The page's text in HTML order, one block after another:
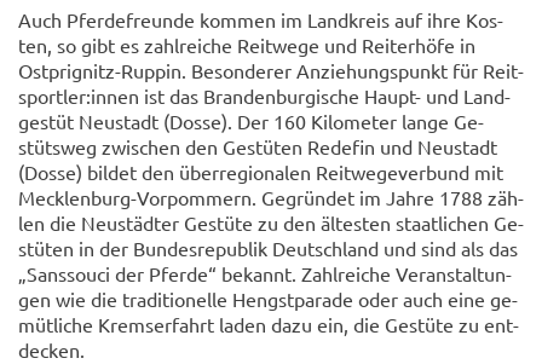
Auch Pfer­de­freun­de kom­men im Land­kreis auf ihre Kos­
ten, so gibt es zahl­rei­che Reit­we­ge und Rei­ter­hö­fe in
Ostprignitz-​Ruppin. Be­son­de­rer An­zie­hungs­punkt für Reit­
sport­ler:innen ist das Bran­den­bur­gi­sche Haupt-​ und Land­
ge­stüt Neu­stadt (Dosse). Der 160 Ki­lo­me­ter lange Ge­
stüts­weg zwi­schen den Ge­stü­ten Re­de­fin und Neu­stadt
(Dosse) bil­det den über­re­gio­na­len Reit­we­ge­ver­bund mit
Mecklenburg-​Vorpommern. Ge­grün­det im Jahre 1788 zäh­
len die Neu­städ­ter Ge­stü­te zu den äl­tes­ten staat­li­chen Ge­
stü­ten in der Bun­des­re­pu­blik Deutsch­land und sind als das
„Sans­sou­ci der Pfer­de“ be­kannt. Zahl­rei­che Ver­an­stal­tun­
gen wie die tra­di­tio­nel­le Hengst­pa­ra­de oder auch eine ge­
müt­li­che Krem­ser­fahrt laden dazu ein, die Ge­stü­te zu ent­
de­cken.